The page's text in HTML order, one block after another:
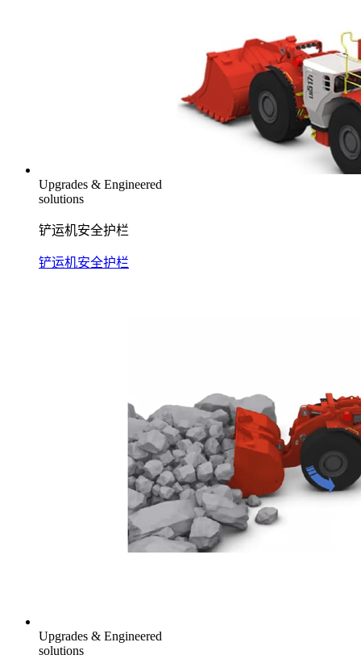
Upgrades & Engineered
solutions
铲运机安全护栏
铲运机安全护栏
Upgrades & Engineered
solutions